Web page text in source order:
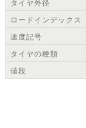
タイヤ外径
ロードインデックス
速度記号
タイヤの種類
値段